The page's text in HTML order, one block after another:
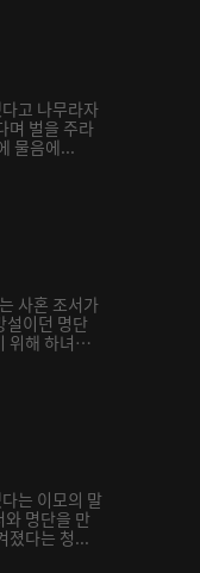
고 나무라자
며 벌을 주라
물음에...
사혼 조서가
설이던 명단
위해 하녀
는 이모의 말
와 명단을 만
졌다는 청...